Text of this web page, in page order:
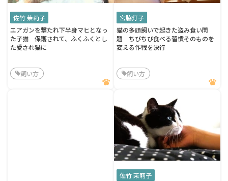
佐竹 茉莉子
エアガンを撃たれ下半身マヒとなっ
た子猫 保護されて、ふくふくとし
た愛され猫に
飼い方
宮脇灯子
猫の多頭飼いで起きた盗み食い問
題 ちびちび食べる習慣そのものを
変える作戦を決行
飼い方
佐竹 茉莉子